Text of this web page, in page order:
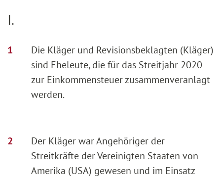
I.
Die Kläger und Revisionsbeklagten (Kläger)
sind Eheleute, die für das Streitjahr 2020
zur Einkommensteuer zusammenveranlagt
werden.
Der Kläger war Angehöriger der
Streitkräfte der Vereinigten Staaten von
Amerika (USA) gewesen und im Einsatz